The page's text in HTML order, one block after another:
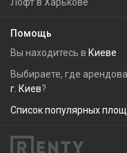
Помощь
Вы находитесь в Киеве
Выбираете, где
г. Киев?
Список популярных